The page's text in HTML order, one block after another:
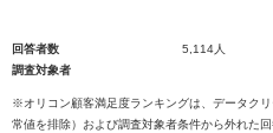
回答者数
5,114人
調査対象者
※オリコン顧客満足度ランキングは、データク
常値を排除）および調査対象者条件から外れた